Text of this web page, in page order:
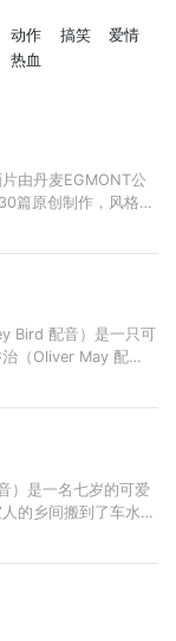
动作 搞笑
爱情
热血
由丹麦EGMONT公
篇原创制作，风格独
Bird 配音）是一只可
（Oliver May 配
）是一名七岁的可爱
的乡间搬到了车水马